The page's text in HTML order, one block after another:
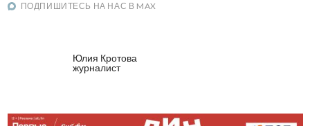
ПОДПИШИТЕСЬ НА НАС В MAX
Юлия Кротова
журналист